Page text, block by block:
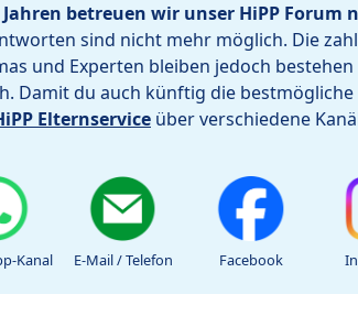
betreuen wir unser HiPP Forum
sind nicht mehr möglich. Die
und Experten bleiben jedoch
Damit du auch künftig die bestmögliche
Elternservice über verschiedene
Kanal E-Mail / Telefon Facebook